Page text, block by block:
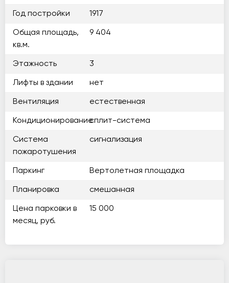
Год постройки 1917
Общая площадь,
кв.м.
9 404
Этажность 3
Лифты в здании нет
Вентиляция естественная
Кондиционированиесплит-система
Система
пожаротушения
сигнализация
Паркинг Вертолетная площадка
Планировка смешанная
Цена парковки в
месяц, руб.
15 000